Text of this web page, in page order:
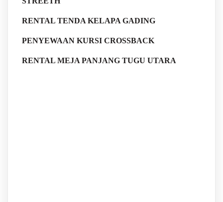
RENTAL TENDA KELAPA GADING
PENYEWAAN KURSI CROSSBACK
RENTAL MEJA PANJANG TUGU UTARA